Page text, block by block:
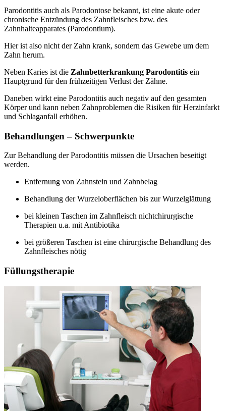
Parodontitis auch als Parodontose bekannt, ist eine akute oder
chronische Entzündung des Zahnfleisches bzw. des
Zahnhalteapparates (Parodontium).
Hier ist also nicht der Zahn krank, sondern das Gewebe um dem
Zahn herum.
Neben Karies ist die Zahnbetterkrankung Parodontitis ein
Hauptgrund für den frühzeitigen Verlust der Zähne.
Daneben wirkt eine Parodontitis auch negativ auf den gesamten
Körper und kann neben Zahnproblemen die Risiken für Herzinfarkt
und Schlaganfall erhöhen.
Behandlungen – Schwerpunkte
Zur Behandlung der Parodontitis müssen die Ursachen beseitigt
werden.
Entfernung von Zahnstein und Zahnbelag
Behandlung der Wurzeloberflächen bis zur Wurzelglättung
bei kleinen Taschen im Zahnfleisch nichtchirurgische
Therapien u.a. mit Antibiotika
bei größeren Taschen ist eine chirurgische Behandlung des
Zahnfleisches nötig
Füllungstherapie